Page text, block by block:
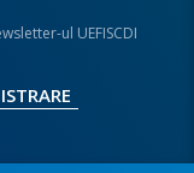
ul UEFISCDI